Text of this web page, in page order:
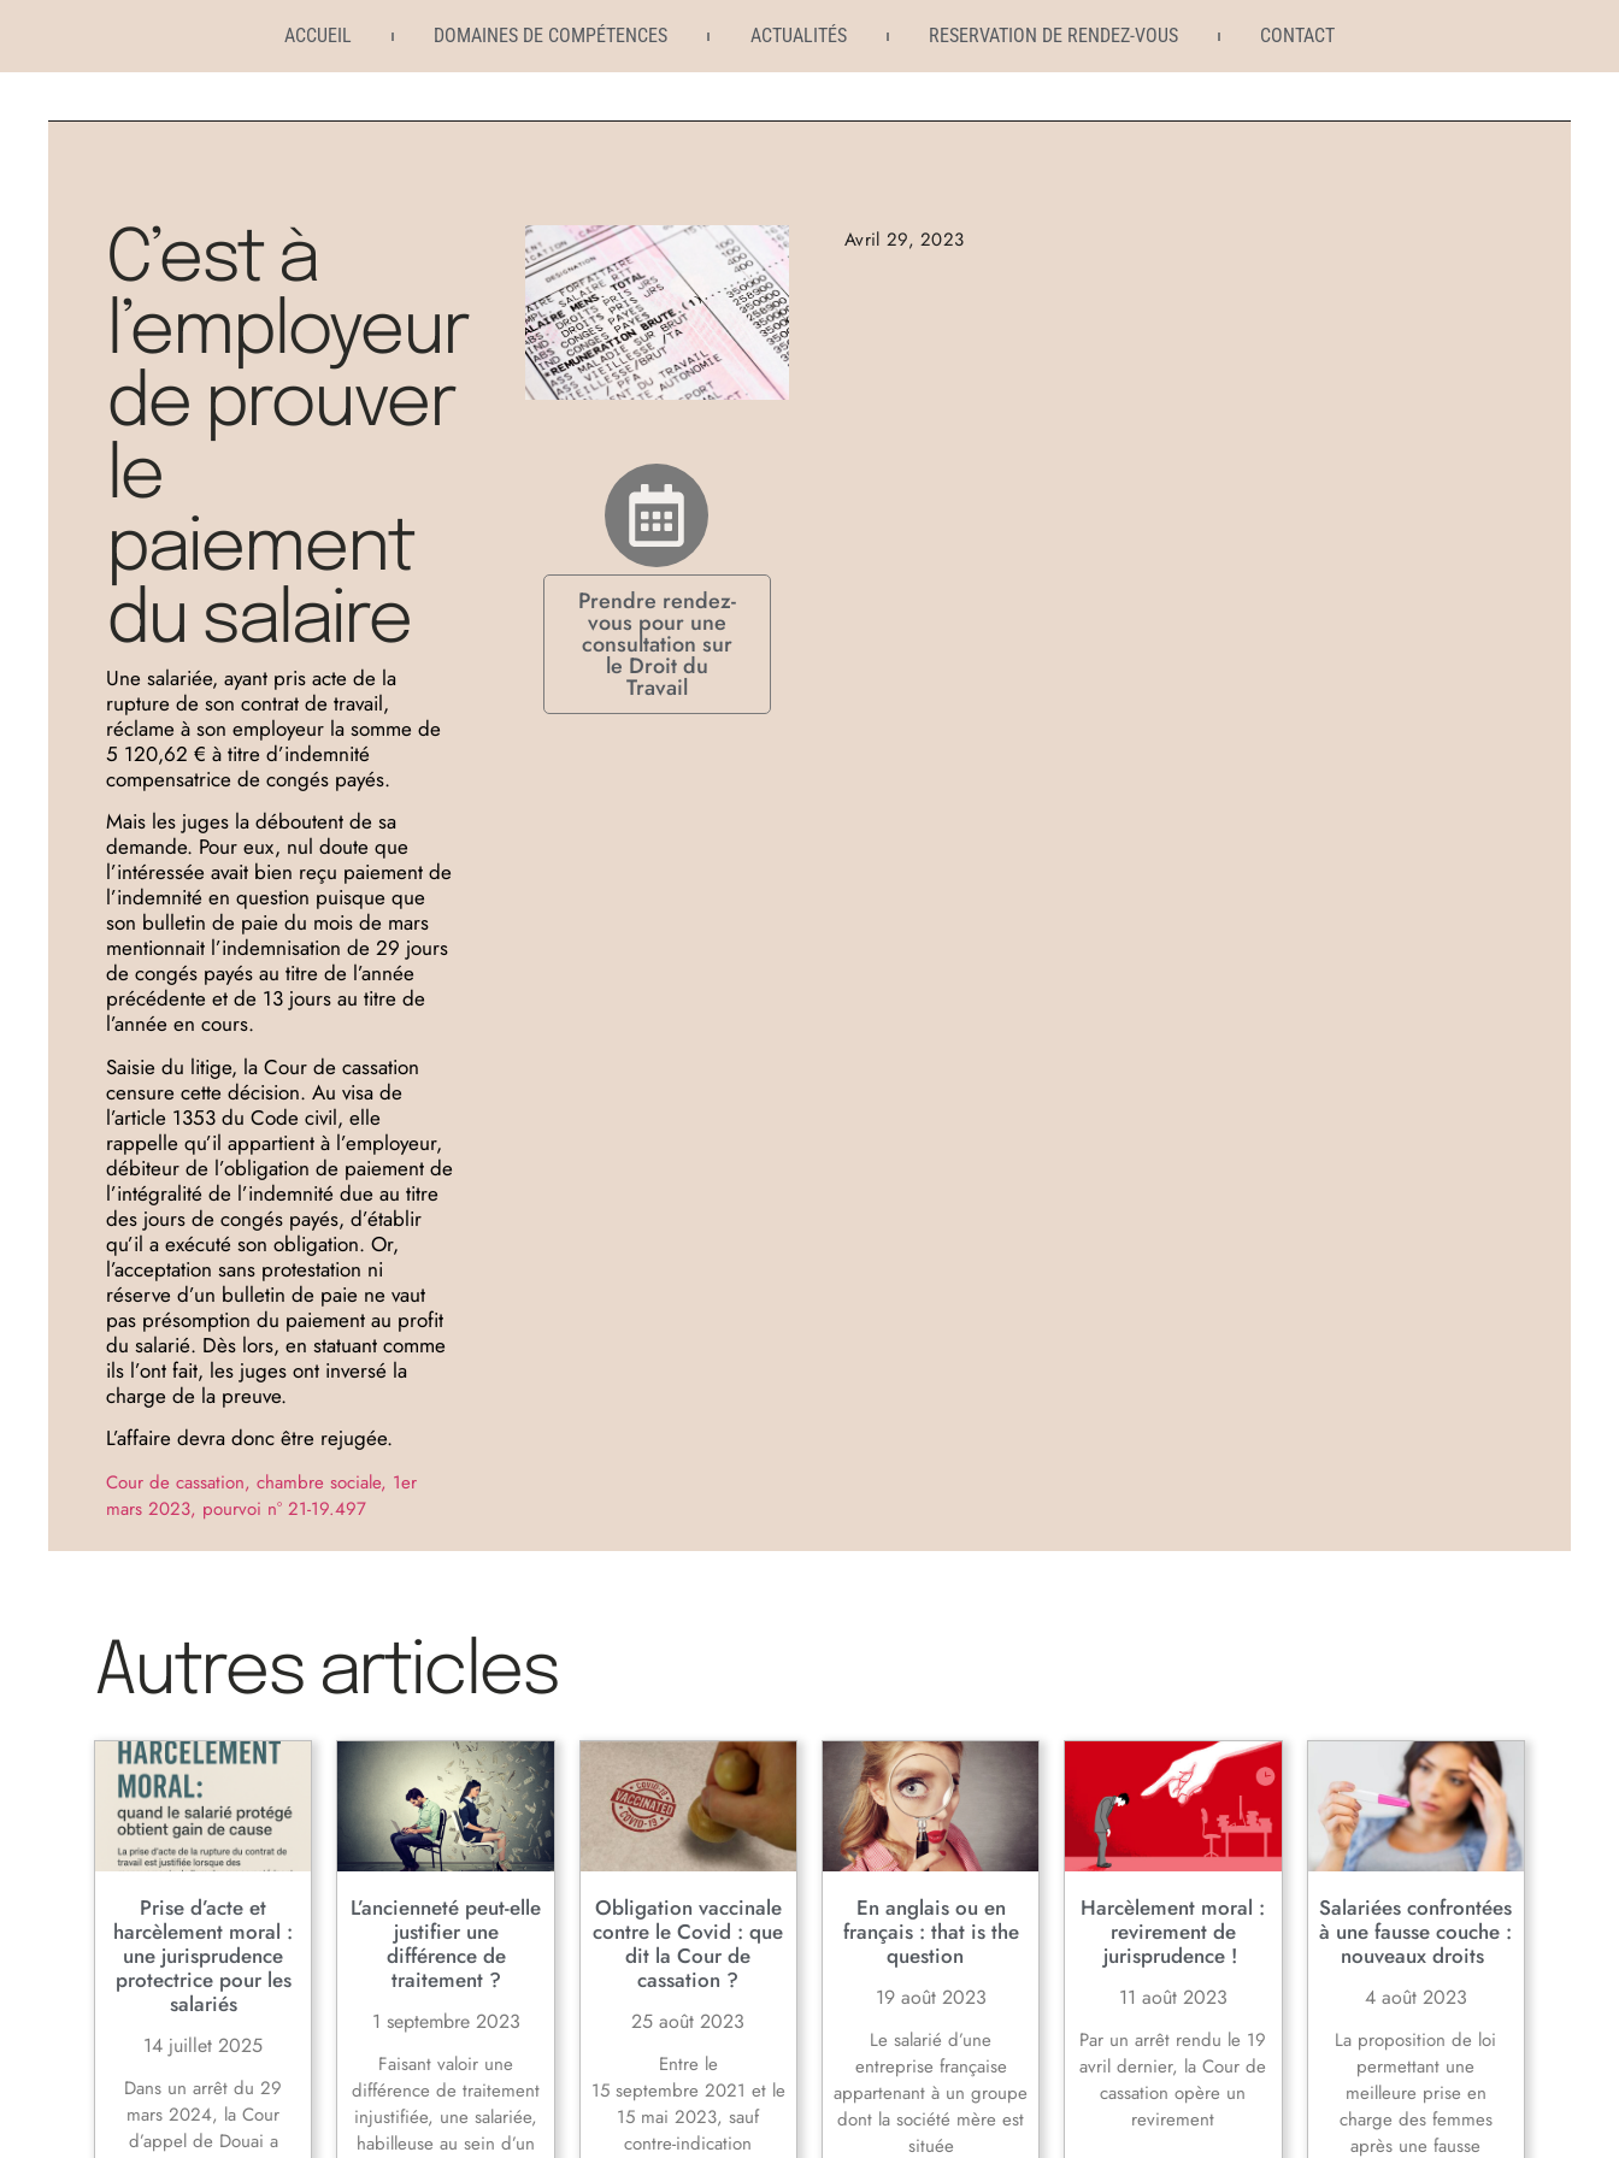
ACCUEIL DOMAINES DE COMPÉTENCES ACTUALITÉS RESERVATION DE RENDEZ-VOUS CONTACT
C’est à
l’employeur
de prouver
le
paiement
du salaire
Une salariée, ayant pris acte de la
rupture de son contrat de travail,
réclame à son employeur la somme de
5 120,62 € à titre d’indemnité
compensatrice de congés payés.
Mais les juges la déboutent de sa
demande. Pour eux, nul doute que
l’intéressée avait bien reçu paiement de
l’indemnité en question puisque que
son bulletin de paie du mois de mars
mentionnait l’indemnisation de 29 jours
de congés payés au titre de l’année
précédente et de 13 jours au titre de
l’année en cours.
Saisie du litige, la Cour de cassation
censure cette décision. Au visa de
l’article 1353 du Code civil, elle
rappelle qu’il appartient à l’employeur,
débiteur de l’obligation de paiement de
l’intégralité de l’indemnité due au titre
des jours de congés payés, d’établir
qu’il a exécuté son obligation. Or,
l’acceptation sans protestation ni
réserve d’un bulletin de paie ne vaut
pas présomption du paiement au profit
du salarié. Dès lors, en statuant comme
ils l’ont fait, les juges ont inversé la
charge de la preuve.
L’affaire devra donc être rejugée.
Cour de cassation, chambre sociale, 1er
mars 2023, pourvoi n° 21-19.497
Prendre rendez-
vous pour une
consultation sur
le Droit du
Travail
Avril 29, 2023
Autres articles
Prise d’acte et
harcèlement moral :
une jurisprudence
protectrice pour les
salariés
14 juillet 2025
Dans un arrêt du 29
mars 2024, la Cour
d’appel de Douai a
L’ancienneté peut-elle
justifier une
différence de
traitement ?
1 septembre 2023
Faisant valoir une
différence de traitement
injustifiée, une salariée,
habilleuse au sein d’un
Obligation vaccinale
contre le Covid : que
dit la Cour de
cassation ?
25 août 2023
Entre le
15 septembre 2021 et le
15 mai 2023, sauf
contre-indication
En anglais ou en
français : that is the
question
19 août 2023
Le salarié d’une
entreprise française
appartenant à un groupe
dont la société mère est
située
Harcèlement moral :
revirement de
jurisprudence !
11 août 2023
Par un arrêt rendu le 19
avril dernier, la Cour de
cassation opère un
revirement
Salariées confrontées
à une fausse couche :
nouveaux droits
4 août 2023
La proposition de loi
permettant une
meilleure prise en
charge des femmes
après une fausse